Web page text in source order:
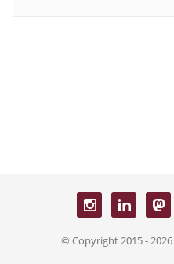
© Copyright 2015 - 2026